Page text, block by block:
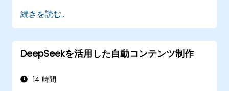
DeepSeekと各種マーケティング自動化ツー
ルとの統合管理が可能になる
予測分析技術により顧客の将来行動を予測し
的確なターゲット戦略の構築もできる
続きを読む...
DeepSeekを活用した自動コンテンツ制作
14 時間